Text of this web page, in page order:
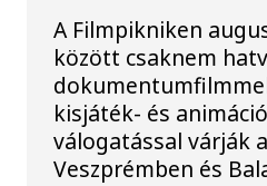
A Filmpikniken
között csaknem
kisjáték- és
válogatással várják
Veszprémben és